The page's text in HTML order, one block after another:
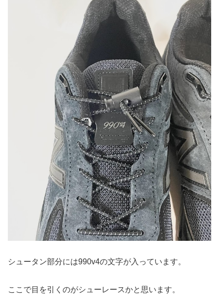
シュータン部分には990v4の文字が入っています。
ここで目を引くのがシューレースかと思います。